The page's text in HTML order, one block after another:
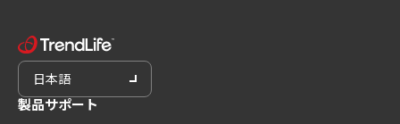
日本語
製品サポート